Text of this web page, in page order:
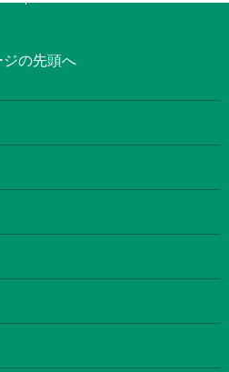
ジの先頭へ